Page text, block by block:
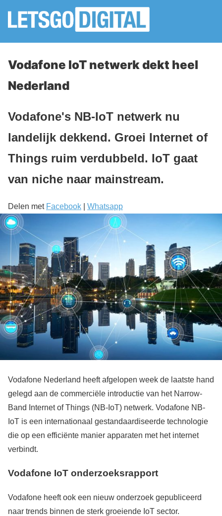
Vodafone IoT netwerk dekt heel
Nederland
Vodafone's NB-IoT netwerk nu
landelijk dekkend. Groei Internet of
Things ruim verdubbeld. IoT gaat
van niche naar mainstream.
Delen met Facebook Whatsapp
Vodafone Nederland heeft afgelopen week de laatste hand
gelegd aan de commerciële introductie van het Narrow-
Band Internet of Things (NB-IoT) netwerk. Vodafone NB-
IoT is een internationaal gestandaardiseerde technologie
die op een efficiënte manier apparaten met het internet
verbindt.
Vodafone IoT onderzoeksrapport
Vodafone heeft ook een nieuw onderzoek gepubliceerd
naar trends binnen de sterk groeiende IoT sector.